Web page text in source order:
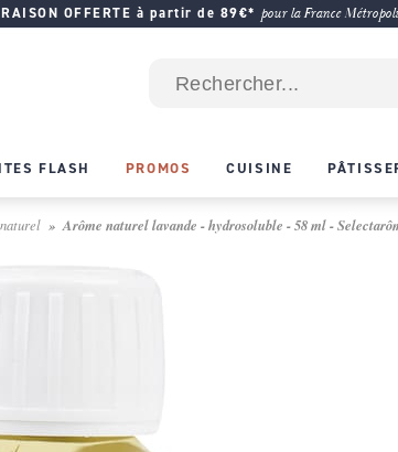
OFFERTE à partir de 89€* pour la France
FLASH PROMOS CUISINE
Arôme naturel lavande - hydrosoluble - 58 ml -